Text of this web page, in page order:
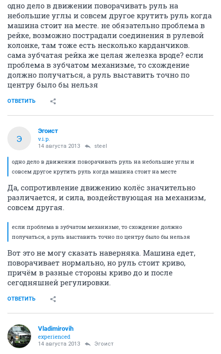
одно дело в движении поворачивать руль на
небольшие углы и совсем другое крутить руль когда
машина стоит на месте. не обязательно проблема в
рейке, возможно пострадали соединения в рулевой
колонке, там тоже есть несколько карданчиков.
сама зубчатая рейка же целая железка вроде? если
проблема в зубчатом механизме, то схождение
должно получаться, а руль выставить точно по
центру было бы нельзя
ОТВЕТИТЬ
Э
Эгоист
v.i.p.
14 августа 2013 steel
одно дело в движении поворачивать руль на небольшие углы и
совсем другое крутить руль когда машина стоит на месте
Да, сопротивление движению колёс значительно
различается, и сила, воздействующая на механизм,
совсем другая.
если проблема в зубчатом механизме, то схождение должно
получаться, а руль выставить точно по центру было бы нельзя
Вот это не могу сказать наверняка. Машина едет,
поворачивает нормально, но руль стоит криво,
причём в разные стороны криво до и после
сегодняшней регулировки.
ОТВЕТИТЬ
Vladimirovih
experienced
14 августа 2013 Эгоист